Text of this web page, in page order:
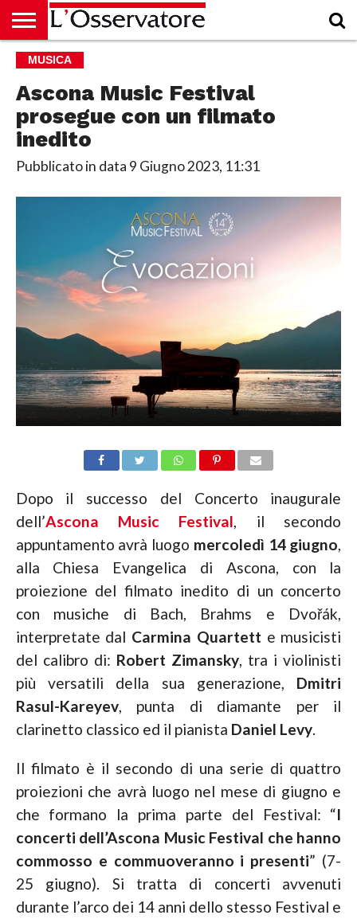
HOME
CULTURA
ECONOMIA
RUBRICHE
ARCHIVIO
PODCAST
ABBONAMENTO
CHI
ACCEDI
MUSICA
Ascona Music Festival
prosegue con un filmato
inedito
Pubblicato in data 9 Giugno 2023, 11:31
Dopo il successo del Concerto inaugurale
dell’Ascona Music Festival, il secondo
appuntamento avrà luogo mercoledì 14 giugno,
alla Chiesa Evangelica di Ascona, con la
proiezione del filmato inedito di un concerto
con musiche di Bach, Brahms e Dvořák,
interpretate dal Carmina Quartett e musicisti
del calibro di: Robert Zimansky, tra i violinisti
più versatili della sua generazione, Dmitri
Rasul-Kareyev, punta di diamante per il
clarinetto classico ed il pianista Daniel Levy.
Il filmato è il secondo di una serie di quattro
proiezioni che avrà luogo nel mese di giugno e
che formano la prima parte del Festival: “I
concerti dell’Ascona Music Festival che hanno
commosso e commuoveranno i presenti” (7-
25 giugno). Si tratta di concerti avvenuti
durante l’arco dei 14 anni dello stesso Festival e